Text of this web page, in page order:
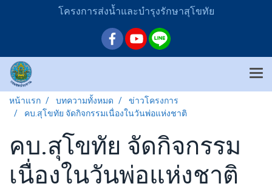
โครงการส่งน้ำและบำรุงรักษาสุโขทัย
หน้าแรก บทความทั้งหมด
ข่าวโครงการ
คบ.สุโขทัย จัดกิจกรรมเนื่องในวันพ่อแห่งชาติ
คบ.สุโขทัย จัดกิจกรรม
เนื่องในวันพ่อแห่งชาติ